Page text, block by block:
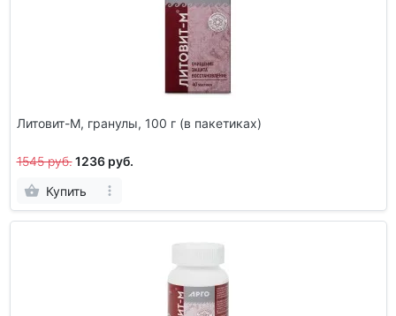
Литовит-М, гранулы, 100 г (в пакетиках)
1545 руб. 1236 руб.
Купить